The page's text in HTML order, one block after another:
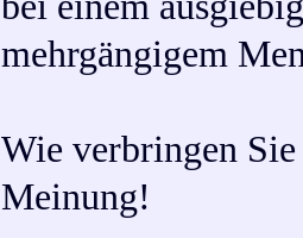
mehrgängigem
Wie verbringen
Meinung!